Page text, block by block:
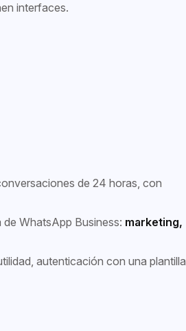
interfaces.
de 24 horas, con
WhatsApp Business: marketing,
autenticación con una plantilla